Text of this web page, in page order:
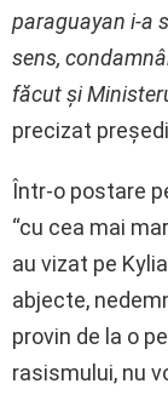
paraguayan i-a
sens,
făcut şi
precizat
Într-o postare
“cu cea mai
au vizat pe
abjecte,
provin de la o
rasismului, nu